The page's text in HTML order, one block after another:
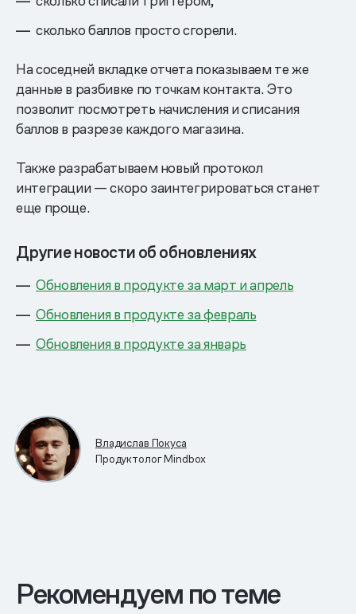
сколько баллов просто сгорели.
На соседней вкладке отчета показываем те же
данные в разбивке по точкам контакта. Это
позволит посмотреть начисления и списания
баллов в разрезе каждого магазина.
Также разрабатываем новый протокол
интеграции — скоро заинтегрироваться станет
еще проще.
Другие новости об обновлениях
Обновления в продукте за март и апрель
Обновления в продукте за февраль
Обновления в продукте за январь
Владислав Покуса
Продуктолог Mindbox
Рекомендуем по теме